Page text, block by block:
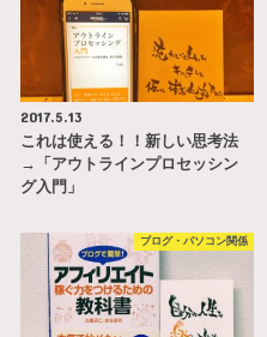
2017.5.13
これは使える！！新しい思考法
→「アウトラインプロセッシン
グ入門」
ブログ・パソコン関係